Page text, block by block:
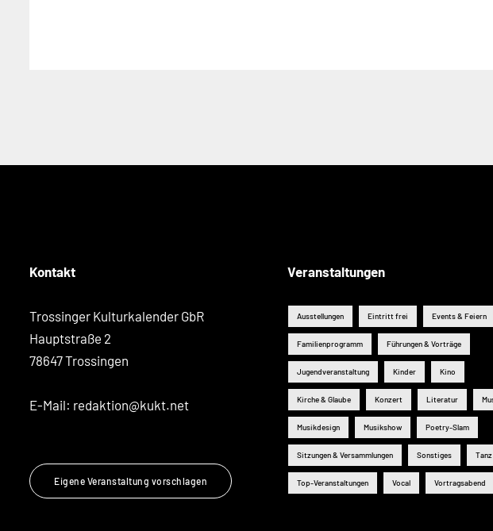
Kontakt
Trossinger Kulturkalender GbR
Hauptstraße 2
78647 Trossingen
E-Mail: redaktion@kukt.net
Eigene Veranstaltung vorschlagen
Veranstaltungen
Ausstellungen Eintritt frei Events & Feiern
Familienprogramm Führungen & Vorträge
Jugendveranstaltung Kinder Kino
Kirche & Glaube Konzert Literatur
Musikdesign Musikshow Poetry-Slam
Sitzungen & Versammlungen Sonstiges Tanz
Top-Veranstaltungen Vocal Vortragsabend